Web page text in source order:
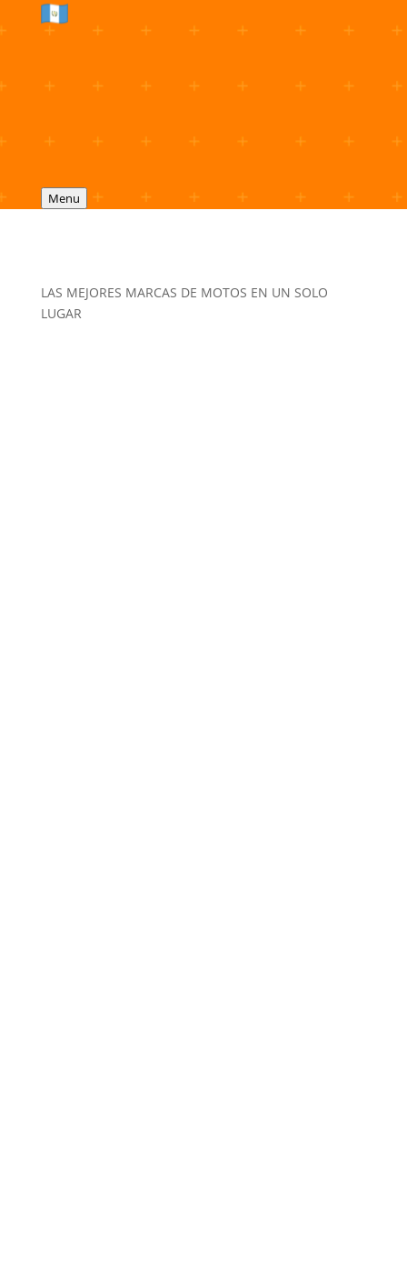
Menu
LAS MEJORES MARCAS DE MOTOS EN UN SOLO
LUGAR